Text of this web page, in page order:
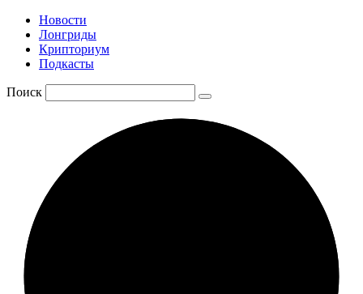
Новости
Лонгриды
Крипториум
Подкасты
Поиск